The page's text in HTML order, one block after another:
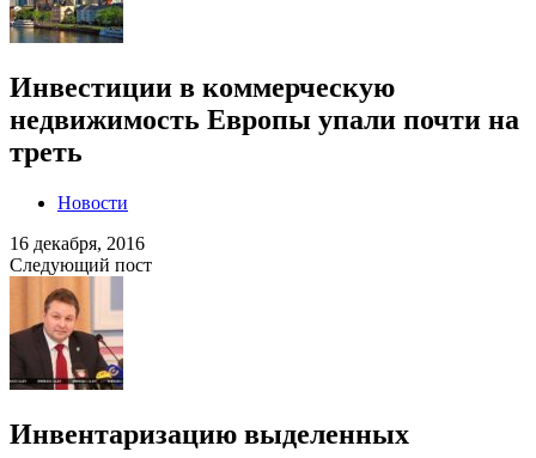
Инвестиции в коммерческую
недвижимость Европы упали почти на
треть
Новости
16 декабря, 2016
Следующий пост
Инвентаризацию выделенных